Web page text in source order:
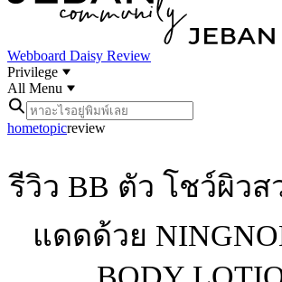
Webboard Daisy Review
Privilege
All Menu
hometopicreview
รีวิว BB ตัว โชว์ผิวส
แดดด้วย